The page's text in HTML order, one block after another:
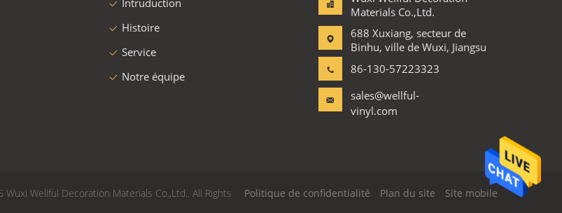
Intruduction
Histoire
Service
Notre équipe
Materials Co.,Ltd.
688 Xuxiang, secteur de
Binhu, ville de Wuxi, Jiangsu
86-130-57223323
sales@wellful-
vinyl.com
Politique de confidentialité Plan du site Site mobile
Wellful Decoration Materials Co.,Ltd.. All Rights